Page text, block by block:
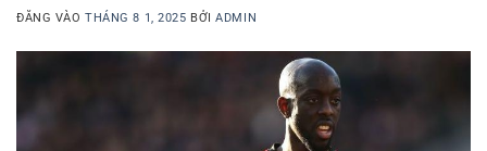
ĐĂNG VÀOTHÁNG 8 1, 2025 BỞIADMIN